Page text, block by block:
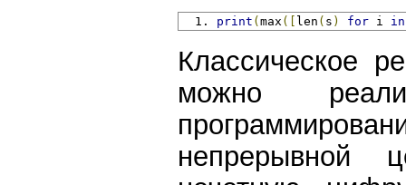
print ( max ([ len ( s ) for i in
Классическое
можно
непрерывной